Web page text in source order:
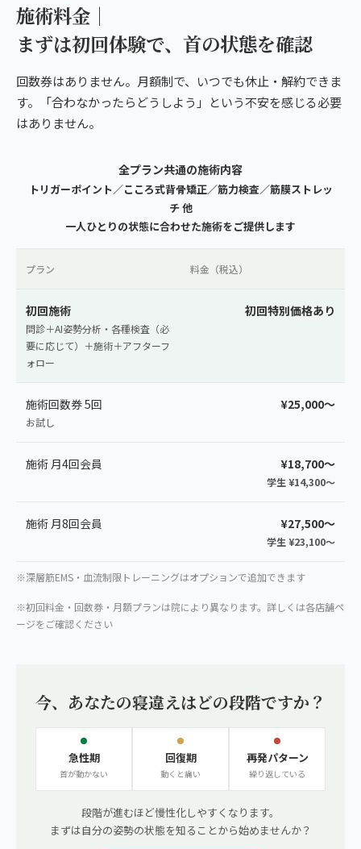
施術料金｜
まずは初回体験で、首の状態を確認
回数券はありません。月額制で、いつでも休止・解約できま
す。「合わなかったらどうしよう」という不安を感じる必要
はありません。
全プラン共通の施術内容
トリガーポイント／こころ式背骨矯正／筋力検査／筋膜ストレッ
チ 他
一人ひとりの状態に合わせた施術をご提供します
プラン 料金（税込）
初回施術
問診＋AI姿勢分析・各種検査（必
要に応じて）＋施術＋アフターフ
ォロー
初回特別価格あり
施術回数券 5回
お試し
¥25,000〜
施術 月4回会員 ¥18,700〜
学生 ¥14,300〜
施術 月8回会員 ¥27,500〜
学生 ¥23,100〜
※深層筋EMS・血流制限トレーニングはオプションで追加できます
※初回料金・回数券・月額プランは院により異なります。詳しくは各店舗ペ
ージをご確認ください
今、あなたの寝違えはどの段階ですか？
急性期
首が動かない
回復期
動くと痛い
再発パターン
繰り返している
段階が進むほど慢性化しやすくなります。
まずは自分の姿勢の状態を知ることから始めませんか？